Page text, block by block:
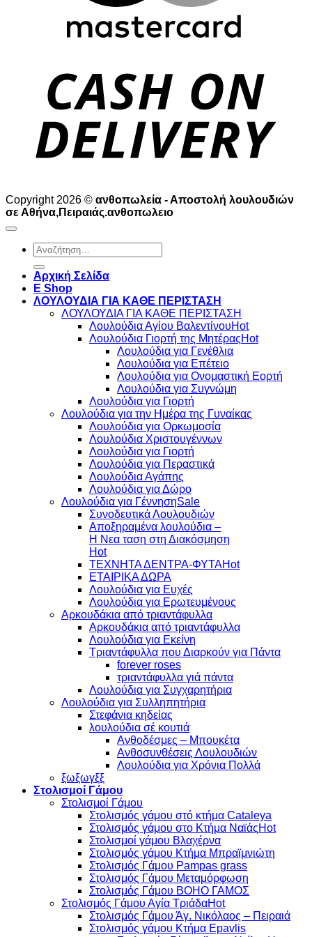
Copyright 2026 © ανθοπωλεία - Αποστολή λουλουδιών
σε Αθήνα,Πειραιάς.ανθοπωλειο
Αναζήτηση
για:
Αρχική Σελίδα
E Shop
ΛΟΥΛΟΥΔΙΑ ΓΙΑ ΚΑΘΕ ΠΕΡΙΣΤΑΣΗ
ΛΟΥΛΟΥΔΙΑ ΓΙΑ ΚΑΘΕ ΠΕΡΙΣΤΑΣΗ
Λουλούδια Αγίου Βαλεντίνου
Λουλούδια Γιορτή της Μητέρας
Λουλούδια για Γενέθλια
Λουλούδια για Επέτειο
Λουλούδια για Ονομαστική Εορτή
Λουλούδια για Συγνώμη
Λουλούδια για Γιορτή
Λουλούδια για την Ημέρα της Γυναίκας
Λουλούδια για Ορκωμοσία
Λουλούδια Χριστουγέννων
Λουλούδια για Γιορτή
Λουλούδια για Περαστικά
Λουλούδια Αγάπης
Λουλούδια για Δώρο
Λουλούδια για Γέννηση
Συνοδευτικά Λουλουδιών
Αποξηραμένα λουλούδια –
Η Νεα ταση στη Διακόσμηση
ΤΕΧΝΗΤΑ ΔΕΝΤΡΑ-ΦΥΤΑ
ΕΤΑΙΡΙΚΑ ΔΩΡΑ
Λουλούδια για Ευχές
Λουλούδια για Ερωτευμένους
Aρκουδάκια από τριαντάφυλλα
Aρκουδάκια από τριαντάφυλλα
Λουλούδια για Εκείνη
Τριαντάφυλλα που Διαρκούν για Πάντα
forever roses
τριαντάφυλλα γιά πάντα
Λουλούδια για Συγχαρητήρια
Λουλούδια για Συλληπητήρια
Στεφάνια κηδείας
λουλούδια σέ κουτιά
Ανθοδέσμες – Μπουκέτα
Ανθοσυνθέσεις Λουλουδιών
Λουλούδια για Χρόνια Πολλά
ξωξωγξξ
Στολισμοί Γάμου
Στολισμοί Γάμου
Στολισμός γάμου στό κτήμα Cataleya
Στολισμός γάμου στο Κτήμα Ναϊάς
Στολισμοί γάμου Βλαχέρνα
Στολισμός γάμου Κτήμα Μπραϊμνιώτη
Στολισμός Γάμου Pampas grass
Στολισμός Γάμου Μεταμόρφωση
Στολισμός Γάμου BOHO ΓΑΜΟΣ
Στολισμός Γάμου Αγία Τριάδα
Στολισμός Γάμου Άγ. Νικόλαος – Πειραιά
Στολισμός γάμου Κτήμα Epavlis